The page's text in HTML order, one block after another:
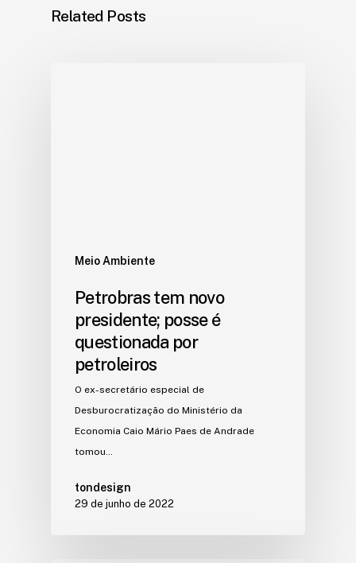
Related Posts
Meio Ambiente
Petrobras tem novo
presidente; posse é
questionada por
petroleiros
O ex-secretário especial de
Desburocratização do Ministério da
Economia Caio Mário Paes de Andrade
tomou…
tondesign
29 de junho de 2022